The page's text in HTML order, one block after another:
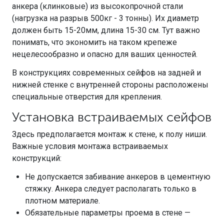
анкера (клинковые) из высокопрочной стали
(нагрузка на разрыв 500кг - 3 тонны). Их диаметр
должен быть 15-20мм, длина 15-30 см. Тут важно
понимать, что экономить на таком крепеже
нецелесообразно и опасно для ваших ценностей.
В конструкциях современных сейфов на задней и
нижней стенке с внутренней стороны расположены
специальные отверстия для крепления.
Установка встраиваемых сейфов
Здесь предполагается монтаж к стене, к полу ниши.
Важные условия монтажа встраиваемых
конструкций:
Не допускается забивание анкеров в цементную
стяжку. Анкера следует располагать только в
плотном материале.
Обязательные параметры проема в стене —